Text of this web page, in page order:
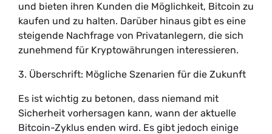
und bieten ihren Kunden die Möglichkeit, Bitcoin zu
kaufen und zu halten. Darüber hinaus gibt es eine
steigende Nachfrage von Privatanlegern, die sich
zunehmend für Kryptowährungen interessieren.
3. Überschrift: Mögliche Szenarien für die Zukunft
Es ist wichtig zu betonen, dass niemand mit
Sicherheit vorhersagen kann, wann der aktuelle
Bitcoin-Zyklus enden wird. Es gibt jedoch einige